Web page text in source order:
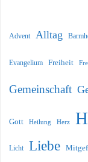
Advent Alltag
Evangelium Freiheit
Gemeinschaft
Gott Heilung Herz
Licht Liebe